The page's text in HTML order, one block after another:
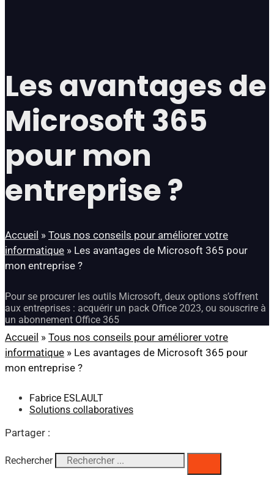
Les avantages de
Microsoft 365
pour mon
entreprise ?
Accueil » Tous nos conseils pour améliorer votre
informatique » Les avantages de Microsoft 365 pour
mon entreprise ?
Pour se procurer les outils Microsoft, deux options s’offrent
aux entreprises : acquérir un pack Office 2023, ou souscrire à
un abonnement Office 365
Accueil » Tous nos conseils pour améliorer votre
informatique » Les avantages de Microsoft 365 pour
mon entreprise ?
Fabrice ESLAULT
Solutions collaboratives
Partager :
Rechercher